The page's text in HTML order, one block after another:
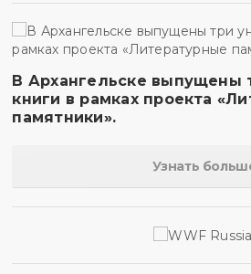
В Архангельске выпущены
книги в рамках проекта
памятники».
Узнать